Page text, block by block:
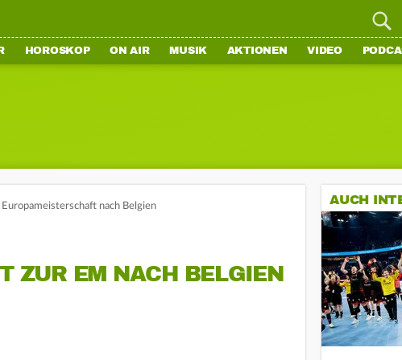
HOROSKOP ON AIR MUSIK AKTIONEN VIDEO
nach Belgien
ZUR EM NACH BELGIEN
AUCH